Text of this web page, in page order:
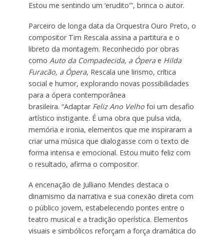
Estou me sentindo um ‘erudito'”, brinca o autor.
Parceiro de longa data da Orquestra Ouro Preto, o
compositor Tim Rescala assina a partitura e o
libreto da montagem. Reconhecido por obras
como Auto da Compadecida, a Óperae Hilda
Furacão, a Ópera, Rescala une lirismo, crítica
social e humor, explorando novas possibilidades
para a ópera contemporânea
brasileira. “Adaptar Feliz Ano Velhofoi um desafio
artístico instigante. É uma obra que pulsa vida,
memória e ironia, elementos que me inspiraram a
criar uma música que dialogasse com o texto de
forma intensa e emocional. Estou muito feliz com
o resultado, afirma o compositor.
A encenação de Julliano Mendes destaca o
dinamismo da narrativa e sua conexão direta com
o público jovem, estabelecendo pontes entre o
teatro musical e a tradição operística. Elementos
visuais e simbólicos reforçam a força dramática do